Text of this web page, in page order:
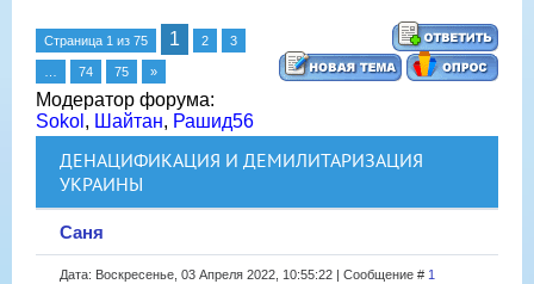
Страница 1 из 75 1 2 3
74 75 »
Модератор форума:
Sokol , Шайтан, Рашид56
ДЕНАЦИФИКАЦИЯ И ДЕМИЛИТАРИЗАЦИЯ
УКРАИНЫ
Саня
Дата: Воскресенье, 03 Апреля 2022, 10:55:22 | Сообщение # 1